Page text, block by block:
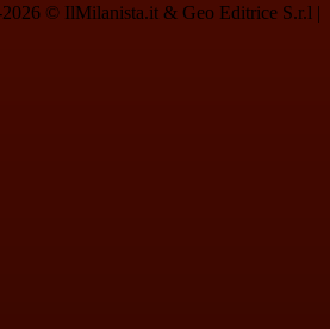
© IlMilanista.it & Geo Editrice S.r.l |